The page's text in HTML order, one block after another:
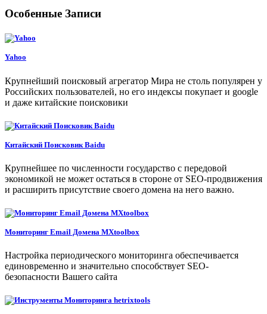
Особенные Записи
Yahoo
Крупнейший поисковый агрегатор Мира не столь популярен у
Российских пользователей, но его индексы покупает и google
и даже китайские поисковики
Китайский Поисковик Baidu
Крупнейшее по численности государство с передовой
экономикой не может остаться в стороне от SEO-продвижения
и расширить присутствие своего домена на него важно.
Мониторинг Email Домена MXtoolbox
Настройка периодического мониторинга обеспечивается
единовременно и значительно способствует SEO-
безопасности Вашего сайта